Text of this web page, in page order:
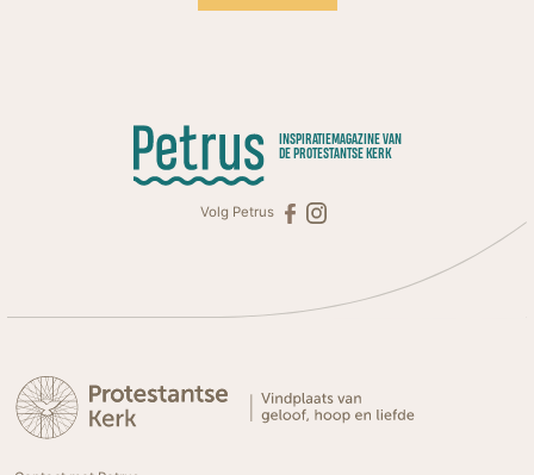
INSPIRATIEMAGAZINE VAN
DE PROTESTANTSE KERK
Volg Petrus